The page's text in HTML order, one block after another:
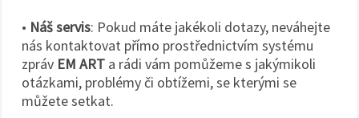
• Náš servis: Pokud máte jakékoli dotazy, neváhejte
nás kontaktovat přímo prostřednictvím systému
zpráv EM ART a rádi vám pomůžeme s jakýmikoli
otázkami, problémy či obtížemi, se kterými se
můžete setkat.